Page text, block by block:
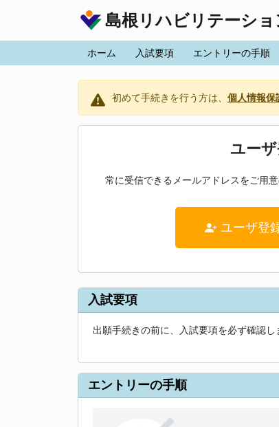
島根リハビリテーショ
ホーム 入試要項 エントリーの手順
初めて手続きを行う方は、 個人情報保
ユー
常に受信できるメールアドレスをご用
ユーザ登
入試要項
出願手続きの前に、入試要項を必ず確認し
エントリーの手順